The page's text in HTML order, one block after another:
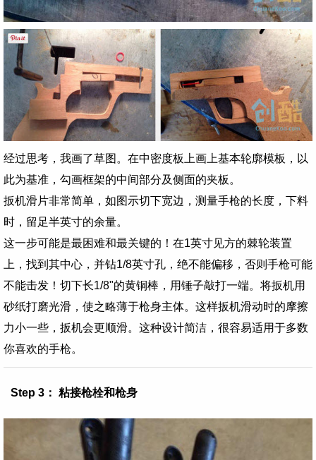
经过思考，我画了草图。在中密度板上画上基本轮廓模板，以
此为基准，勾画框架的中间部分及侧面的夹板。
扳机滑片非常简单，如图示切下宽边，测量手枪的长度，下料
时，留足半英寸的余量。
这一步可能是最困难和最关键的！在1英寸见方的棘轮装置
上，找到其中心，并钻1/8英寸孔，绝不能偏移，否则手枪可能
不能击发！切下长1/8"的黄铜棒，用锤子敲打一端。将扳机用
砂纸打磨光滑，使之略薄于枪身主体。这样扳机滑动时的摩擦
力小一些，扳机会更顺滑。这种设计简洁，很容易适用于多数
你喜欢的手枪。
Step 3： 粘接枪栓和枪身